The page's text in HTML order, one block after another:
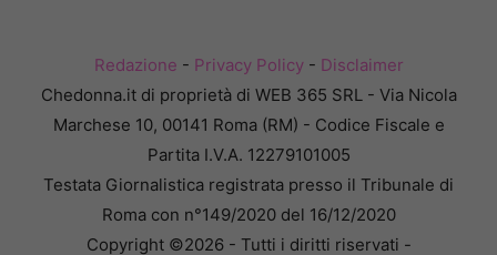
Redazione - Privacy Policy- Disclaimer
Chedonna.it di proprietà di WEB 365 SRL - Via Nicola
Marchese 10, 00141 Roma (RM) - Codice Fiscale e
Partita I.V.A. 12279101005
Testata Giornalistica registrata presso il Tribunale di
Roma con n°149/2020 del 16/12/2020
Copyright ©2026 - Tutti i diritti riservati -